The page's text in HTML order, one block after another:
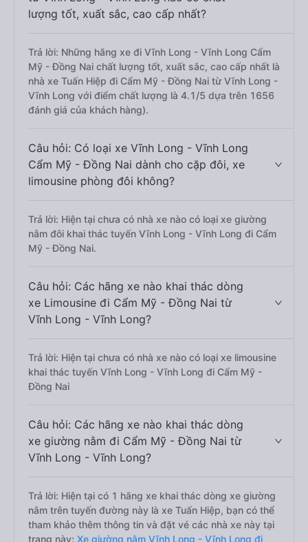
lượng tốt, xuất sắc, cao cấp nhất?
Trả lời: Những hãng xe đi Vĩnh Long - Vĩnh Long Cẩm
Mỹ - Đồng Nai chất lượng tốt, xuất sắc, cao cấp nhất là
nhà xe Tuấn Hiệp đi Cẩm Mỹ - Đồng Nai từ Vĩnh Long -
Vĩnh Long với điểm chất lượng là 4.1/5 dựa trên 1656
đánh giá của khách hàng).
Câu hỏi: Có loại xe Vĩnh Long - Vĩnh Long
Cẩm Mỹ - Đồng Nai dành cho cặp đôi, xe
limousine phòng đôi không?
Trả lời: Hiện tại chưa có nhà xe nào có loại xe giường
nằm đôi khai thác tuyến Vĩnh Long - Vĩnh Long đi Cẩm
Mỹ - Đồng Nai.
Câu hỏi: Các hãng xe nào khai thác dòng
xe Limousine đi Cẩm Mỹ - Đồng Nai từ
Vĩnh Long - Vĩnh Long?
Trả lời: Hiện tại chưa có nhà xe nào có loại xe limousine
khai thác tuyến Vĩnh Long - Vĩnh Long đi Cẩm Mỹ -
Đồng Nai
Câu hỏi: Các hãng xe nào khai thác dòng
xe giường nằm đi Cẩm Mỹ - Đồng Nai từ
Vĩnh Long - Vĩnh Long?
Trả lời: Hiện tại có 1 hãng xe khai thác dòng xe giường
nằm trên tuyến đường này là xe Tuấn Hiệp, bạn có thể
tham khảo thêm thông tin và đặt vé các nhà xe này tại
trang này: Xe giường nằm Vĩnh Long - Vĩnh Long đi